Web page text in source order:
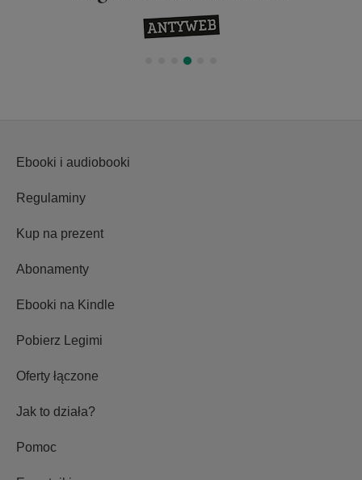
Ebooki i audiobooki
Regulaminy
Kup na prezent
Abonamenty
Ebooki na Kindle
Pobierz Legimi
Oferty łączone
Jak to działa?
Pomoc